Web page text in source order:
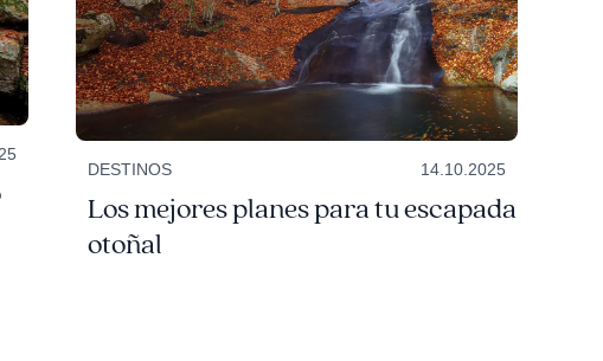
DESTINOS 14.10.2025
Los mejores planes para tu escapada
otoñal